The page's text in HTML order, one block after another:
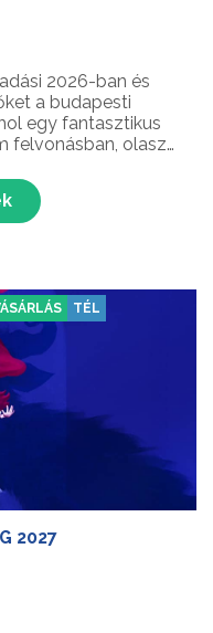
2026-ban és
a budapesti
egy fantasztikus
felvonásban, olasz
TÉL
2027